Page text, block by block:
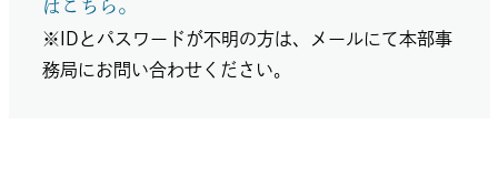
はこちら。
※IDとパスワードが不明の方は、メールにて本部事
務局にお問い合わせください。